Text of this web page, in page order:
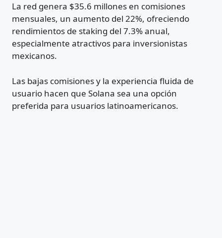
La red genera $35.6 millones en comisiones
mensuales, un aumento del 22%, ofreciendo
rendimientos de staking del 7.3% anual,
especialmente atractivos para inversionistas
mexicanos.
Las bajas comisiones y la experiencia fluida de
usuario hacen que Solana sea una opción
preferida para usuarios latinoamericanos.